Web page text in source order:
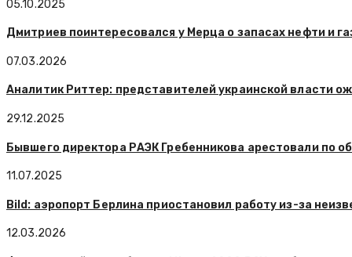
05.10.2025
Дмитриев поинтересовался у Мерца о запасах нефти и
07.03.2026
Аналитик Риттер: представителей украинской власти
29.12.2025
Бывшего директора РАЭК Гребенникова арестовали по
11.07.2025
Bild: аэропорт Берлина приостановил работу из-за
12.03.2026